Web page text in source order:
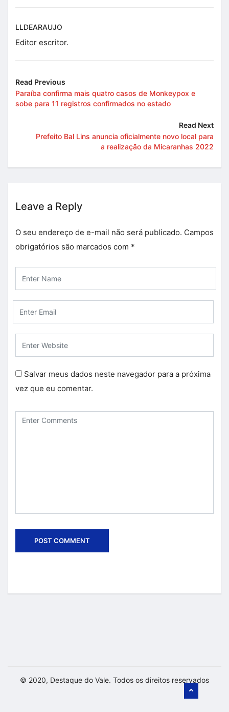
LLDEARAUJO
Editor escritor.
Read Previous
Paraíba confirma mais quatro casos de Monkeypox e
sobe para 11 registros confirmados no estado
Read Next
Prefeito Bal Lins anuncia oficialmente novo local para
a realização da Micaranhas 2022
Leave a Reply
O seu endereço de e-mail não será publicado. Campos
obrigatórios são marcados com *
Salvar meus dados neste navegador para a próxima
vez que eu comentar.
© 2020, Destaque do Vale. Todos os direitos reservados